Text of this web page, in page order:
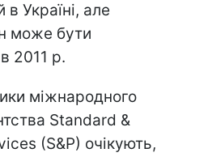
в Україні, але
може бути
2011 р.
міжнародного
Standard &
(S&P) очікують,